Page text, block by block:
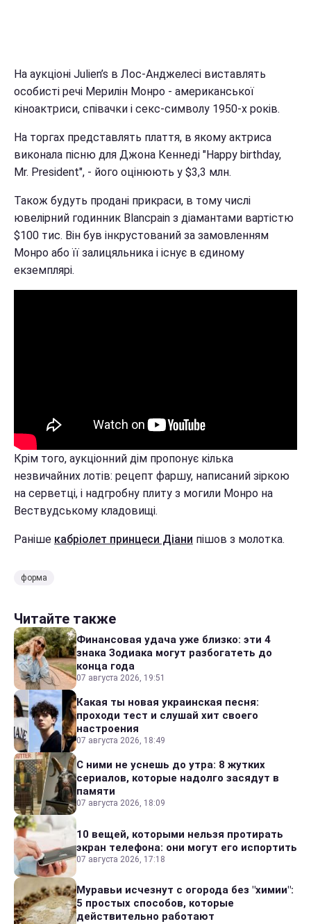
На аукціоні Julien’s в Лос-Анджелесі виставлять
особисті речі Мерилін Монро - американської
кіноактриси, співачки і секс-символу 1950-х років.
На торгах представлять плаття, в якому актриса
виконала пісню для Джона Кеннеді "Happy birthday,
Mr. President", - його оцінюють у $3,3 млн.
Також будуть продані прикраси, в тому числі
ювелірний годинник Blancpain з діамантами вартістю
$100 тис. Він був інкрустований за замовленням
Монро або її залицяльника і існує в єдиному
екземплярі.
Крім того, аукціонний дім пропонує кілька
незвичайних лотів: рецепт фаршу, написаний зіркою
на серветці, і надгробну плиту з могили Монро на
Вествудському кладовищі.
Раніше кабріолет принцеси Діани пішов з молотка.
форма
Читайте также
Финансовая удача уже близко: эти 4
знака Зодиака могут разбогатеть до
конца года
07 августа 2026, 19:51
Какая ты новая украинская песня:
проходи тест и слушай хит своего
настроения
07 августа 2026, 18:49
С ними не уснешь до утра: 8 жутких
сериалов, которые надолго засядут в
памяти
07 августа 2026, 18:09
10 вещей, которыми нельзя протирать
экран телефона: они могут его испортить
07 августа 2026, 17:18
Муравьи исчезнут с огорода без "химии":
5 простых способов, которые
действительно работают